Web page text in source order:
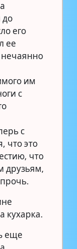
до
его
ее
им
с
с
что это
что
друзьям,
кухарка.
еще